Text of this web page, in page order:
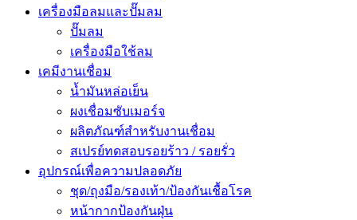
เครื่องมือลมและปั๊มลม
ปั๊มลม
เครื่องมือใช้ลม
เคมีงานเชื่อม
น้ำมันหล่อเย็น
ผงเชื่อมซับเมอร์จ
ผลิตภัณฑ์สำหรับงานเชื่อม
สเปรย์ทดสอบรอยร้าว / รอยรั่ว
อุปกรณ์เพื่อความปลอดภัย
ชุด/ถุงมือ/รองเท้า/ป้องกันเชื้อโรค
หน้ากากป้องกันฝุ่น